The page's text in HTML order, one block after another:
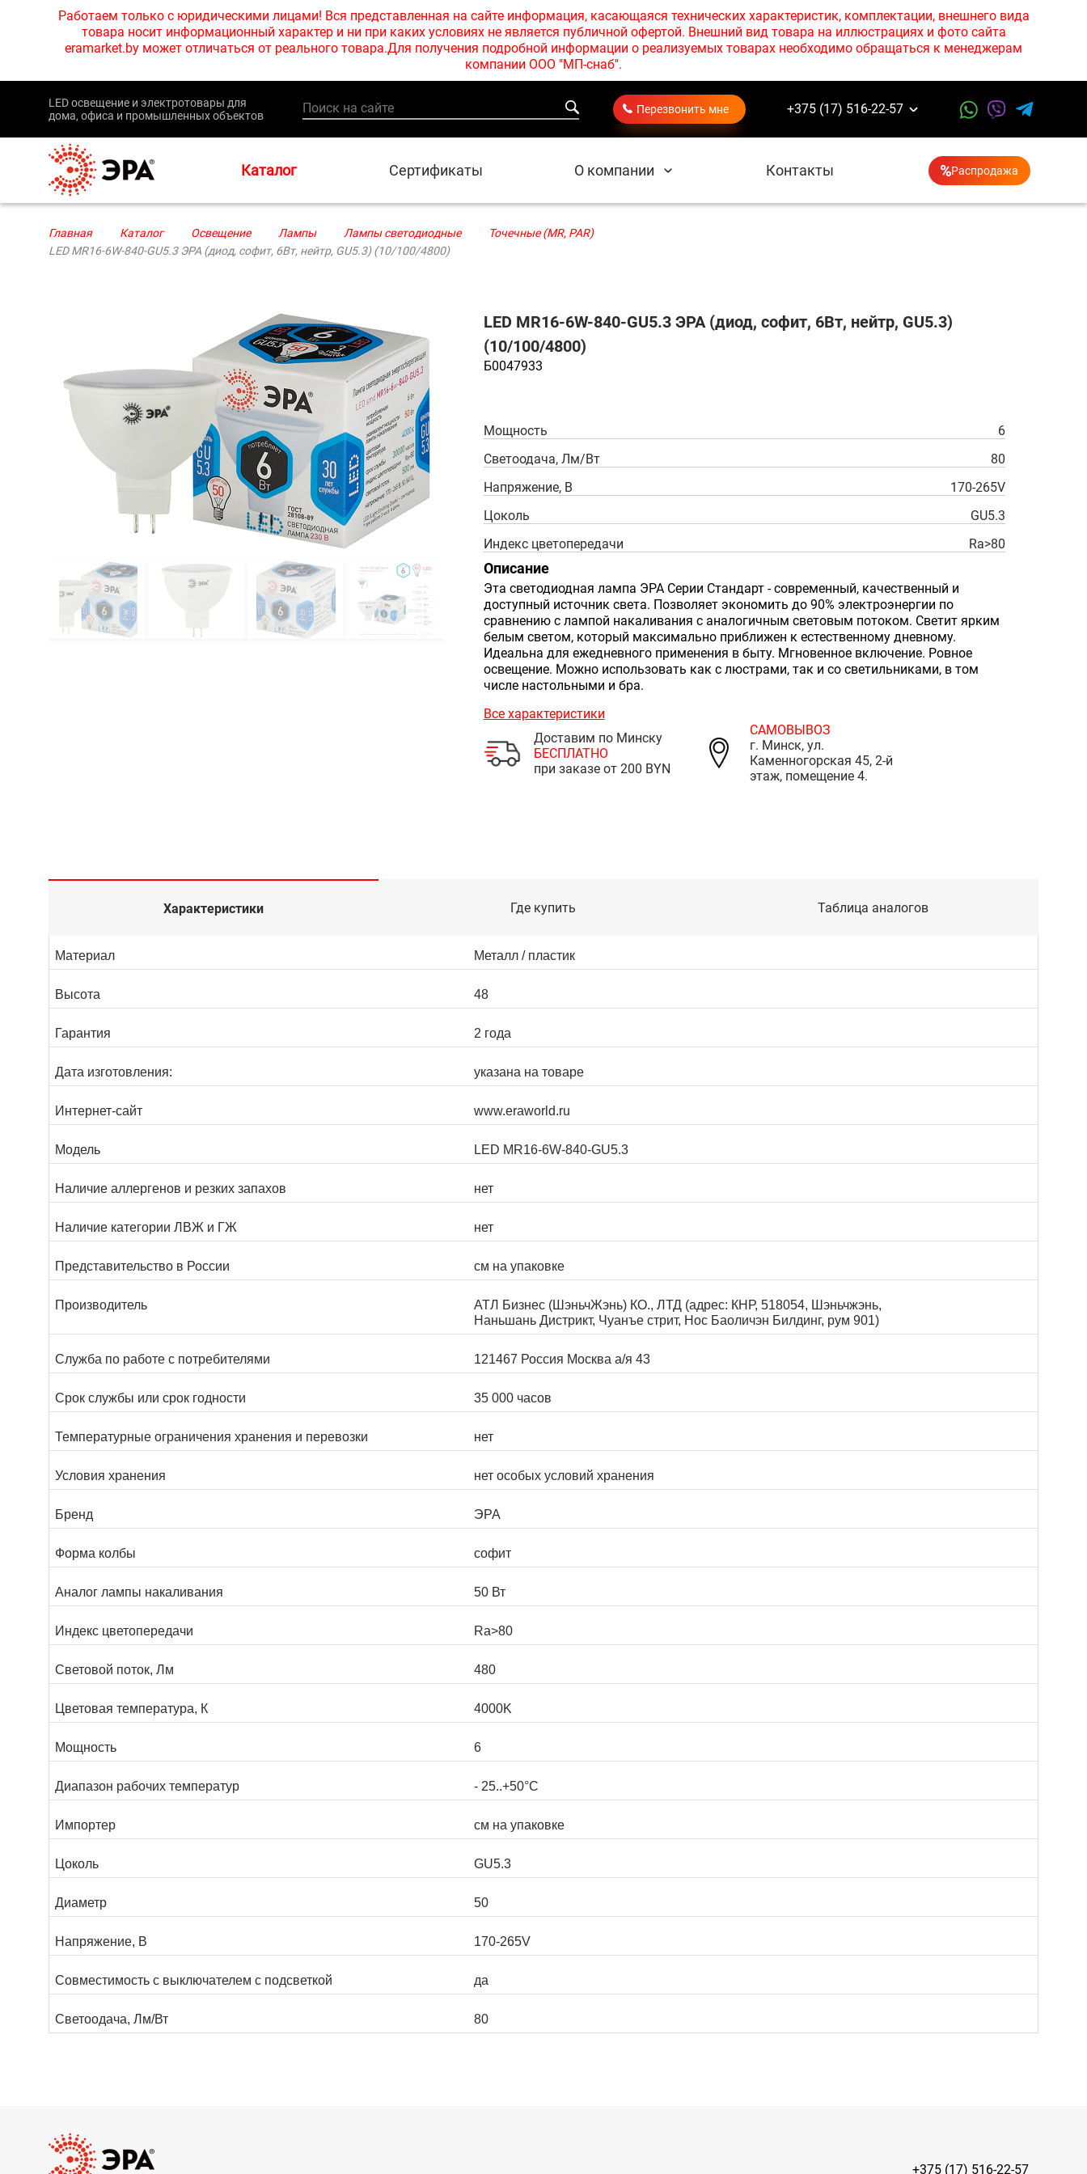
Работаем только с юридическими лицами! Вся представленная на сайте информация, касающаяся технических характеристик, комплектации, внешнего вида
товара носит информационный характер и ни при каких условиях не является публичной офертой. Внешний вид товара на иллюстрациях и фото сайта
eramarket.by может отличаться от реального товара.Для получения подробной информации о реализуемых товарах необходимо обращаться к менеджерам
компании ООО "МП-снаб".
LED освещение и электротовары для
дома, офиса и промышленных объектов
Перезвонить мне +375 (17) 516-22-57
Каталог Сертификаты О компании Контакты Распродажа
Главная Каталог Освещение Лампы Лампы cветодиодные
Точечные (MR, PAR)
LED MR16-6W-840-GU5.3 ЭРА (диод, софит, 6Вт, нейтр, GU5.3) (10/100/4800)
LED MR16-6W-840-GU5.3 ЭРА (диод, софит, 6Вт, нейтр, GU5.3)
(10/100/4800)
Б0047933
Мощность
6
Светоодача, Лм/Вт
80
Напряжение, В
170-265V
Цоколь
GU5.3
Индекс цветопередачи
Ra>80
Описание
Эта светодиодная лампа ЭРА Серии Стандарт - современный, качественный и
доступный источник света. Позволяет экономить до 90% электроэнергии по
сравнению с лампой накаливания с аналогичным световым потоком. Светит ярким
белым светом, который максимально приближен к естественному дневному.
Идеальна для ежедневного применения в быту. Мгновенное включение. Ровное
освещение. Можно использовать как с люстрами, так и со светильниками, в том
числе настольными и бра.
Все характеристики
Доставим по Минску
БЕСПЛАТНО
при заказе от 200 BYN
САМОВЫВОЗ
г. Минск, ул.
Каменногорская 45, 2-й
этаж, помещение 4.
Характеристики Где купить Таблица аналогов
Материал Металл / пластик
Высота 48
Гарантия 2 года
Дата изготовления: указана на товаре
Интернет-сайт www.eraworld.ru
Модель LED MR16-6W-840-GU5.3
Наличие аллергенов и резких запахов нет
Наличие категории ЛВЖ и ГЖ нет
Представительство в России см на упаковке
Производитель
АТЛ Бизнес (ШэньчЖэнь) КО., ЛТД (адрес: КНР, 518054, Шэньчжэнь,
Наньшань Дистрикт, Чуанъе стрит, Нос Баоличэн Билдинг, рум 901)
Служба по работе с потребителями 121467 Россия Москва а/я 43
Срок службы или срок годности 35 000 часов
Температурные ограничения хранения и перевозки нет
Условия хранения нет особых условий хранения
Бренд ЭРА
Форма колбы софит
Аналог лампы накаливания 50 Вт
Индекс цветопередачи Ra>80
Световой поток, Лм 480
Цветовая температура, К 4000K
Мощность 6
Диапазон рабочих температур - 25..+50°C
Импортер см на упаковке
Цоколь GU5.3
Диаметр 50
Напряжение, В 170-265V
Совместимость с выключателем с подсветкой да
Светоодача, Лм/Вт 80
+375 (17) 516-22-57